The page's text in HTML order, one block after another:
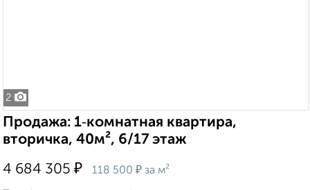
2
Продажа: 1‑комнатная квартира,
вторичка, 40м², 6/17 этаж
4 684 305 ₽ 118 500 ₽ за м²